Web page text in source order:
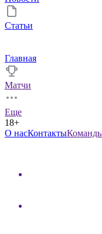
Статьи
Главная
Матчи
Еще
18+
О насКонтакты